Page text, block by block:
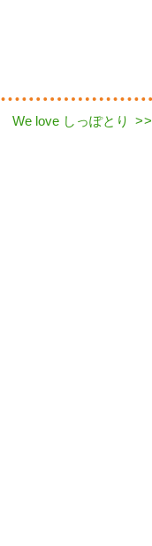
Next
We love しっぽとり >>